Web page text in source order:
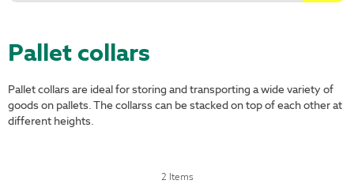
Pallet collars
Pallet collars are ideal for storing and transporting a wide variety of
goods on pallets. The collarss can be stacked on top of each other at
different heights.
2 Items